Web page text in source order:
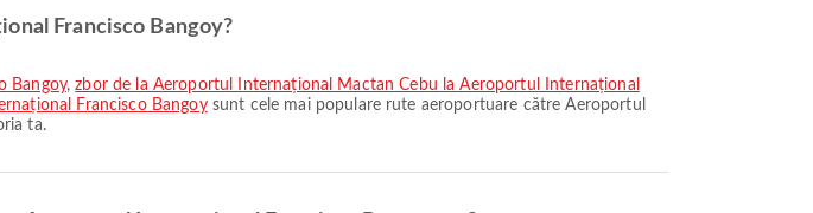
Francisco Bangoy?
Bangoy,zbor de la Aeroportul Internațional Mactan Cebu la Aeroportul Internațional
Francisco Bangoysunt cele mai populare rute aeroportuare către Aeroportul
ta.